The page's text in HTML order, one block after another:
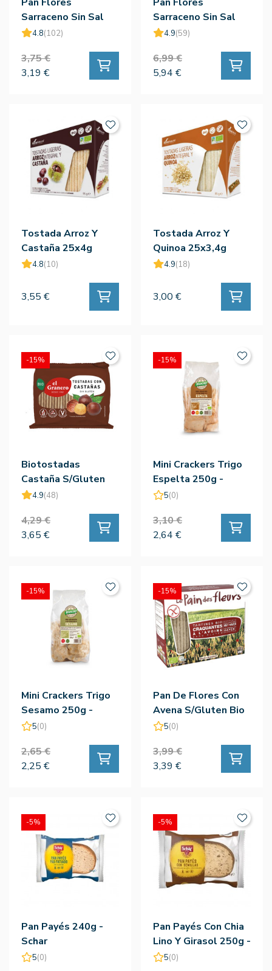
Sarraceno Sin Sal
150g - Le Pain Des
4.8(102)
3,75 €
3,19 €
Sarraceno Sin Sal
300g - Le Pain Des
4.9(59)
6,99 €
5,94 €
Tostada Arroz Y
Castaña 25x4g
4.8(10)
3,55 €
Tostada Arroz Y
Quinoa 25x3,4g
4.9(18)
3,00 €
Biotostadas
Castaña S/Gluten
Bio 90g - El Granero
4.9(48)
4,29 €
3,65 €
-15%
Mini Crackers Trigo
Espelta 250g -
Biocop
5(0)
3,10 €
2,64 €
-15%
Mini Crackers Trigo
Sesamo 250g -
Biocop
5(0)
2,65 €
2,25 €
-15%
Pan De Flores Con
Avena S/Gluten Bio
150g - Le Pain Des
5(0)
3,99 €
3,39 €
-15%
Pan Payés 240g -
Schar
5(0)
-5%
Pan Payés Con Chia
Lino Y Girasol 250g -
Schar
5(0)
-5%